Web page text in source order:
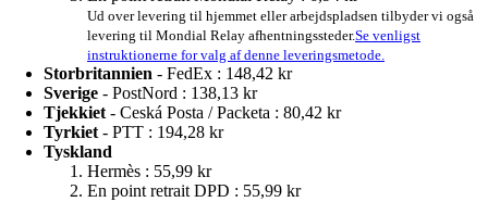
Ud over levering til hjemmet eller arbejdspladsen tilbyder vi også
levering til Mondial Relay afhentningssteder.Se venligst
instruktionerne for valg af denne leveringsmetode.
Storbritannien - FedEx : 148,42 kr
Sverige - PostNord : 138,13 kr
Tjekkiet - Ceská Posta / Packeta : 80,42 kr
Tyrkiet - PTT : 194,28 kr
Tyskland
Hermès : 55,99 kr
En point retrait DPD : 55,99 kr